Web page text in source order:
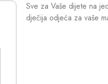
Sve za Vaše dijete na
dječija odjeća za vaše